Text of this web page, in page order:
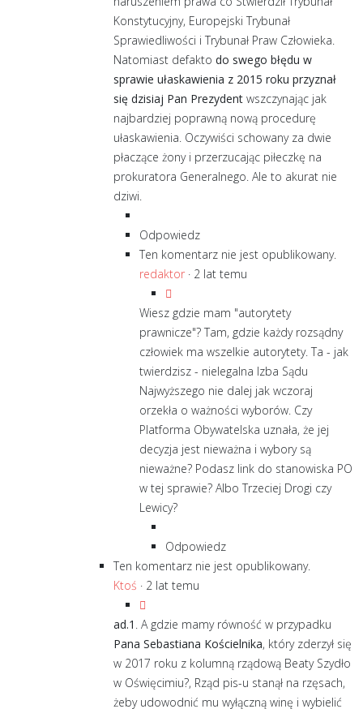
Konstytucyjny, Europejski Trybunał
Sprawiedliwości i Trybunał Praw Człowieka.
Natomiast defakto do swego błędu w
sprawie ułaskawienia z 2015 roku przyznał
się dzisiaj Pan Prezydent wszczynając jak
najbardziej poprawną nową procedurę
ułaskawienia. Oczywiści schowany za dwie
płaczące żony i przerzucając piłeczkę na
prokuratora Generalnego. Ale to akurat nie
dziwi.
Odpowiedz
Ten komentarz nie jest opublikowany.
redaktor · 2 lat temu
Wiesz gdzie mam "autorytety
prawnicze"? Tam, gdzie każdy rozsądny
człowiek ma wszelkie autorytety. Ta - jak
twierdzisz - nielegalna Izba Sądu
Najwyższego nie dalej jak wczoraj
orzekła o ważności wyborów. Czy
Platforma Obywatelska uznała, że jej
decyzja jest nieważna i wybory są
nieważne? Podasz link do stanowiska PO
w tej sprawie? Albo Trzeciej Drogi czy
Lewicy?
Odpowiedz
Ten komentarz nie jest opublikowany.
Ktoś · 2 lat temu
ad.1 . A gdzie mamy równość w przypadku
Pana Sebastiana Kościelnika, który zderzył się
w 2017 roku z kolumną rządową Beaty Szydło
w Oświęcimiu?, Rząd pis-u stanął na rzęsach,
żeby udowodnić mu wyłączną winę i wybielić